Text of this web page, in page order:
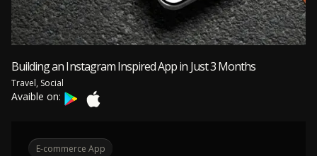
Building an Instagram Inspired App in Just 3 Months
Travel, Social
Avaible on:
E-commerce App